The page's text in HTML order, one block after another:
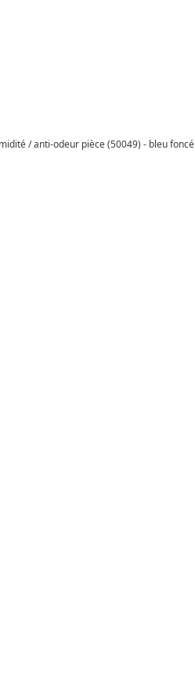
/ anti-odeur pièce (50049) - bleu foncé